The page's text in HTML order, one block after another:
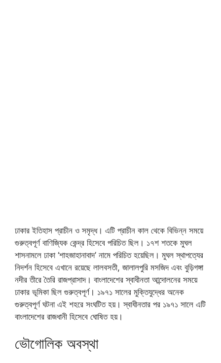
ঢাকার ইতিহাস প্রাচীন ও সমৃদ্ধ। এটি প্রাচীন কাল থেকে বিভিন্ন সময়ে
গুরুত্বপূর্ণ বাণিজ্যিক কেন্দ্র হিসেবে পরিচিত ছিল। ১৭শ শতকে মুঘল
শাসনামলে ঢাকা ‘শাহজাহানাবাদ’ নামে পরিচিত হয়েছিল। মুঘল স্থাপত্যের
নিদর্শন হিসেবে এখানে রয়েছে লালবসতী, জালালপুরি মসজিদ এবং বুড়িগঙ্গা
নদীর তীরে তৈরি রাজপ্রাসাদ। বাংলাদেশের স্বাধীনতা আন্দোলনের সময়ে
ঢাকার ভূমিকা ছিল গুরুত্বপূর্ণ। ১৯৭১ সালের মুক্তিযুদ্ধের অনেক
গুরুত্বপূর্ণ ঘটনা এই শহরে সংঘটিত হয়। স্বাধীনতার পর ১৯৭১ সালে এটি
বাংলাদেশের রাজধানী হিসেবে ঘোষিত হয়।
ভৌগোলিক অবস্থা